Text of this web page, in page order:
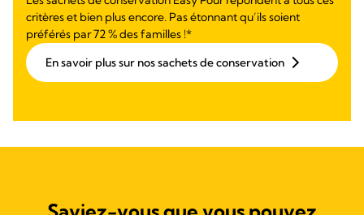
critères et bien plus encore. Pas étonnant qu’ils soient
préférés par 72 % des familles !*
En savoir plus sur nos sachets de conservation